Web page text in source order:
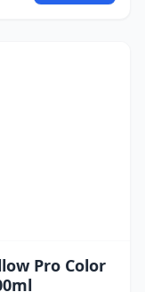
Pro Color